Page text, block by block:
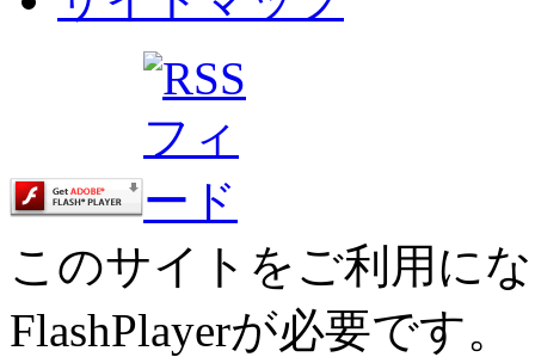
このサイトをご利用に
FlashPlayerが必要です